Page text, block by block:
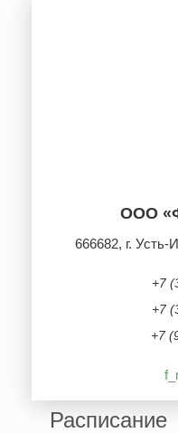
ООО
666682, г.
+7
+7
+7
Расписание